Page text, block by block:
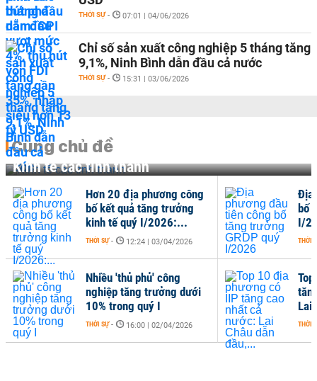
THỜI SỰ - 07:01 | 04/06/2026
Chỉ số sản xuất công nghiệp 5 tháng tăng
9,1%, Ninh Bình dẫn đầu cả nước
THỜI SỰ - 15:31 | 03/06/2026
Cùng chủ đề
Kinh tế các tỉnh thành
Lai
THỜI
Hơn 20 địa phương công
bố kết quả tăng trưởng
kinh tế quý I/2026:...
THỜI SỰ - 12:24 | 03/04/2026
Nhiều 'thủ phủ' công
nghiệp tăng trưởng dưới
10% trong quý I
THỜI SỰ - 16:00 | 02/04/2026
Địa
bố
I/
THỜI